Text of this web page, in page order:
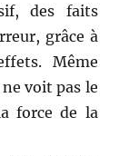
des faits
grâce à
Même
voit pas le
force de la